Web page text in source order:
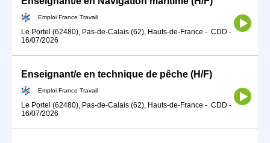
Emploi France Travail
Le Portel (62480), Pas-de-Calais (62), Hauts-de-France - CDD -
16/07/2026
Enseignant/e en technique de pêche (H/F)
Emploi France Travail
Le Portel (62480), Pas-de-Calais (62), Hauts-de-France - CDD -
16/07/2026